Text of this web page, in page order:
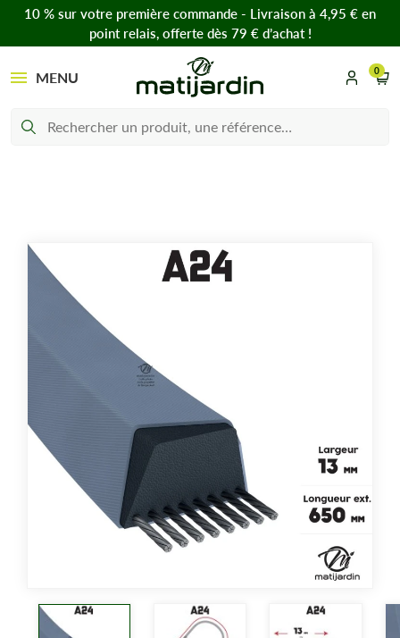
10 % sur votre première commande - Livraison à 4,95 € en
point relais, offerte dès 79 € d’achat !
MENU 0